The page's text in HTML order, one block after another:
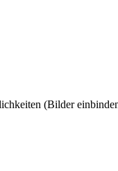
(Bilder